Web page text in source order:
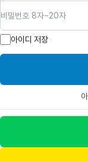
아이디 저장